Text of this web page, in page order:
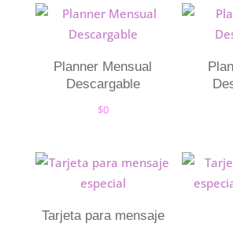
Planner Mensual
Descargable
$0
Tarjeta para mensaje